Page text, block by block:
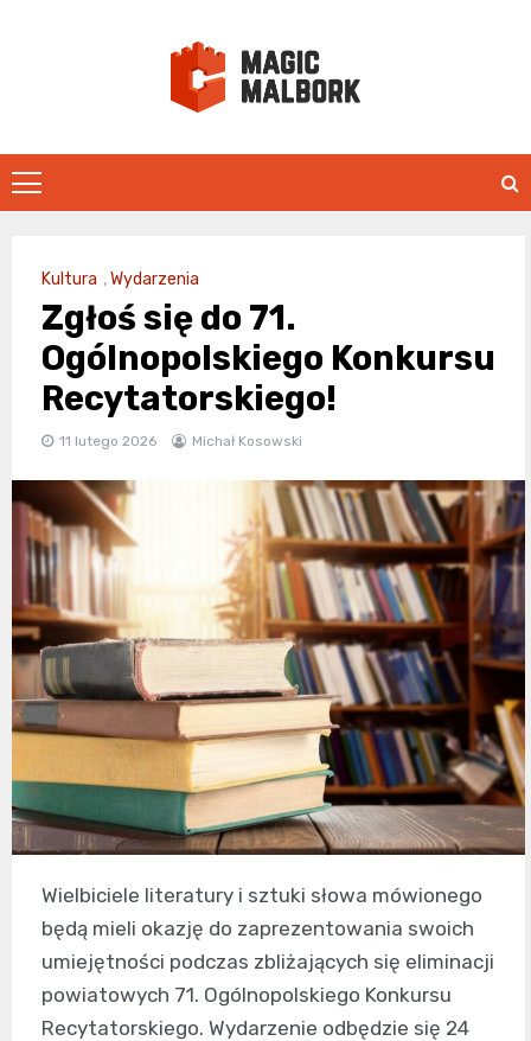
Kultura ,Wydarzenia
Zgłoś się do 71.
Ogólnopolskiego Konkursu
Recytatorskiego!
11 lutego 2026 Michał Kosowski
Wielbiciele literatury i sztuki słowa mówionego
będą mieli okazję do zaprezentowania swoich
umiejętności podczas zbliżających się eliminacji
powiatowych 71. Ogólnopolskiego Konkursu
Recytatorskiego. Wydarzenie odbędzie się 24